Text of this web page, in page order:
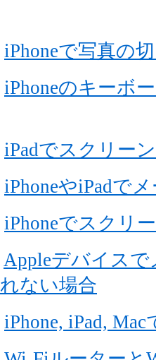
iPhoneで写真の
iPhoneのキーボ
iPadでスクリー
iPhoneやiPadで
iPhoneでスクリ
Appleデバイス
ない場合
iPhone, iPad,